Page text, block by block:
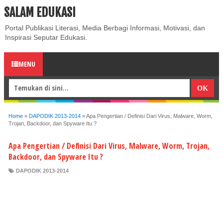
ABOUT CONTACT US
SALAM EDUKASI
Portal Publikasi Literasi, Media Berbagi Informasi, Motivasi, dan
Inspirasi Seputar Edukasi.
MENU
Home » DAPODIK 2013-2014 »Apa Pengertian / Definisi Dari Virus, Malware, Worm,
Trojan, Backdoor, dan Spyware Itu ?
Apa Pengertian / Definisi Dari Virus, Malware, Worm, Trojan,
Backdoor, dan Spyware Itu ?
DAPODIK 2013-2014